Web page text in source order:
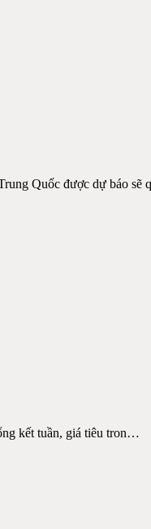
Quốc được dự báo sẽ
kết tuần, giá tiêu tron…